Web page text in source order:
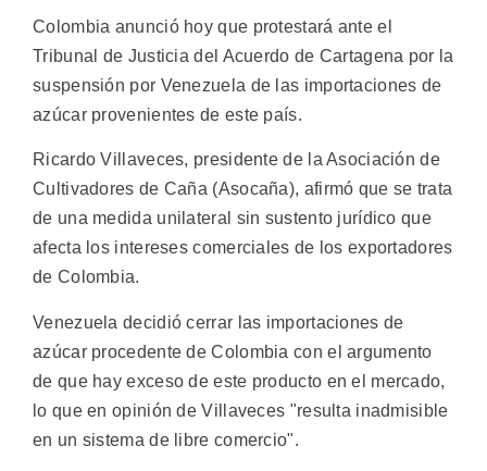
Colombia anunció hoy que protestará ante el
Tribunal de Justicia del Acuerdo de Cartagena por la
suspensión por Venezuela de las importaciones de
azúcar provenientes de este país.
Ricardo Villaveces, presidente de la Asociación de
Cultivadores de Caña (Asocaña), afirmó que se trata
de una medida unilateral sin sustento jurídico que
afecta los intereses comerciales de los exportadores
de Colombia.
Venezuela decidió cerrar las importaciones de
azúcar procedente de Colombia con el argumento
de que hay exceso de este producto en el mercado,
lo que en opinión de Villaveces "resulta inadmisible
en un sistema de libre comercio".